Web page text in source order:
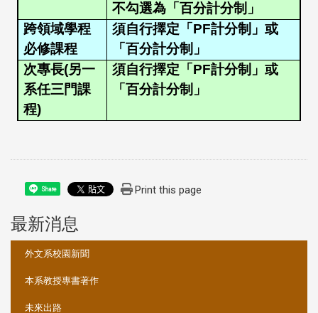
不勾選為「百分計分制」
跨領域學程
必修課程
須自行擇定「PF計分制」或
「百分計分制」
次專長(另一
系任三門課
程)
須自行擇定「PF計分制」或
「百分計分制」
Share Print this page
最新消息
外文系校園新聞
本系教授專書著作
未來出路